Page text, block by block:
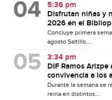
5:36 pm
Disfrutan niñas y
2026 en el
Concluye primera
agosto Saltillo,...
3:34 pm
DIF Ramos
convivencia a los
Durante la semana se
reina en distintos...